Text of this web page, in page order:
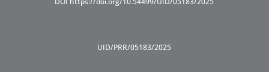
UID/PRR/05183/2025